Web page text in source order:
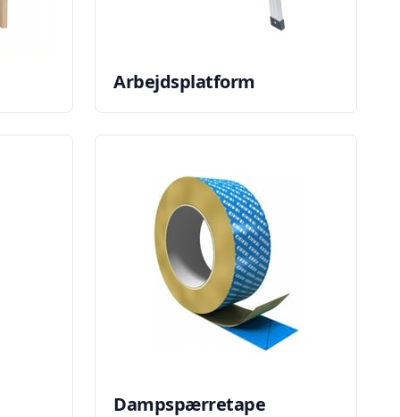
Arbejdsplatform
Dampspærretape